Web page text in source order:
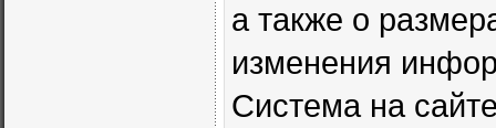
а также о
изменения
Система на